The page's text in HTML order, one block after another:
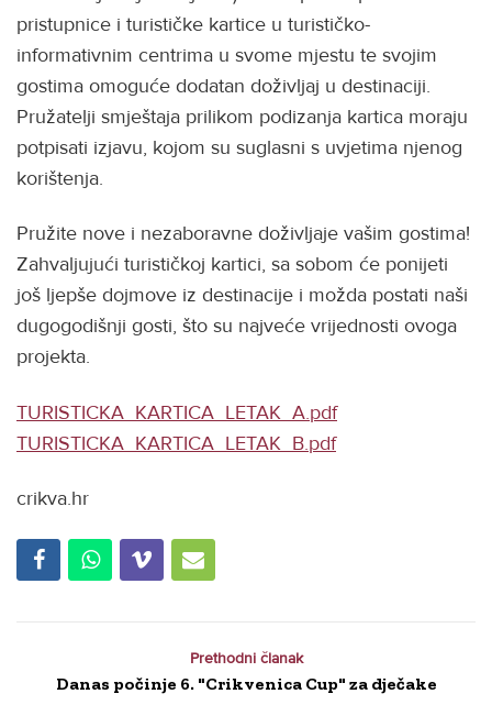
pristupnice i turističke kartice u turističko-
informativnim centrima u svome mjestu te svojim
gostima omoguće dodatan doživljaj u destinaciji.
Pružatelji smještaja prilikom podizanja kartica moraju
potpisati izjavu, kojom su suglasni s uvjetima njenog
korištenja.
Pružite nove i nezaboravne doživljaje vašim gostima!
Zahvaljujući turističkoj kartici, sa sobom će ponijeti
još ljepše dojmove iz destinacije i možda postati naši
dugogodišnji gosti, što su najveće vrijednosti ovoga
projekta.
TURISTICKA_KARTICA_LETAK_A.pdf
TURISTICKA_KARTICA_LETAK_B.pdf
crikva.hr
Prethodni članak
Danas počinje 6. "Crikvenica Cup" za dječake